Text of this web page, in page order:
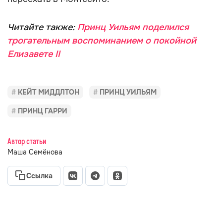
Читайте также: Принц Уильям поделился
трогательным воспоминанием о покойной
Елизавете II
КЕЙТ МИДДЛТОН ПРИНЦ УИЛЬЯМ
ПРИНЦ ГАРРИ
Автор статьи
Маша Семёнова
Ссылка